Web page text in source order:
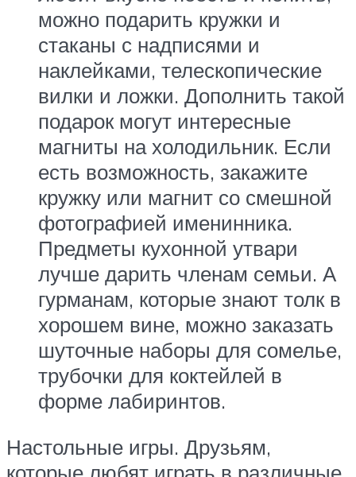
можно подарить кружки и
стаканы с надписями и
наклейками, телескопические
вилки и ложки. Дополнить такой
подарок могут интересные
магниты на холодильник. Если
есть возможность, закажите
кружку или магнит со смешной
фотографией именинника.
Предметы кухонной утвари
лучше дарить членам семьи. А
гурманам, которые знают толк в
хорошем вине, можно заказать
шуточные наборы для сомелье,
трубочки для коктейлей в
форме лабиринтов.
Настольные игры. Друзьям,